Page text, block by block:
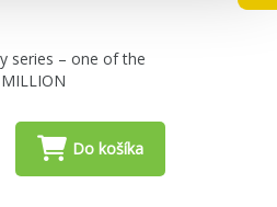
series – one of the
Do košíka